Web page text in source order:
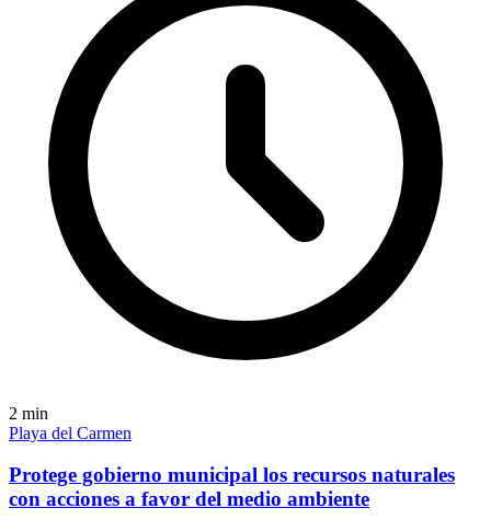
2 min
Playa del Carmen
Protege gobierno municipal los recursos naturales
con acciones a favor del medio ambiente